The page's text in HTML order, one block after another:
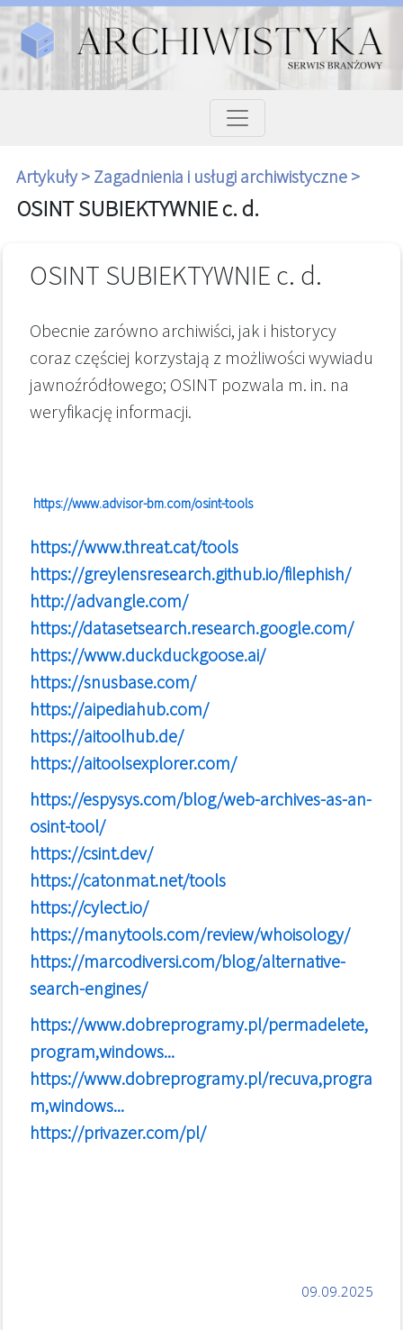
Artykuły > Zagadnienia i usługi archiwistyczne >
OSINT SUBIEKTYWNIE c. d.
OSINT SUBIEKTYWNIE c. d.
Obecnie zarówno archiwiści, jak i historycy
coraz częściej korzystają z możliwości wywiadu
jawnoźródłowego; OSINT pozwala m. in. na
weryfikację informacji.
https://www.advisor-bm.com/osint-tools
https://www.threat.cat/tools
https://greylensresearch.github.io/filephish/
http://advangle.com/
https://datasetsearch.research.google.com/
https://www.duckduckgoose.ai/
https://snusbase.com/
https://aipediahub.com/
https://aitoolhub.de/
https://aitoolsexplorer.com/
https://espysys.com/blog/web-archives-as-an-
osint-tool/
https://csint.dev/
https://catonmat.net/tools
https://cylect.io/
https://manytools.com/review/whoisology/
https://marcodiversi.com/blog/alternative-
search-engines/
https://www.dobreprogramy.pl/permadelete,
program,windows...
https://www.dobreprogramy.pl/recuva,progra
m,windows...
https://privazer.com/pl/
09.09.2025